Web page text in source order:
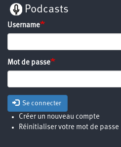
Podcasts
Username
Mot de passe
Se connecter
Créer un nouveau compte
Réinitialiser votre mot de passe